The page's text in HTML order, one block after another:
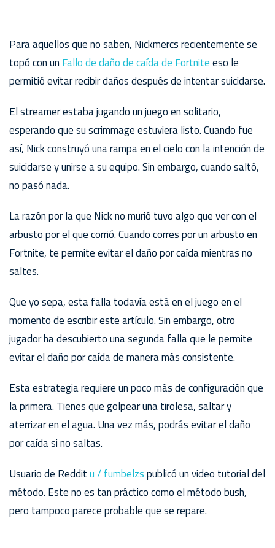
Para aquellos que no saben, Nickmercs recientemente se
topó con un Fallo de daño de caída de Fortniteeso le
permitió evitar recibir daños después de intentar suicidarse.
El streamer estaba jugando un juego en solitario,
esperando que su scrimmage estuviera listo. Cuando fue
así, Nick construyó una rampa en el cielo con la intención de
suicidarse y unirse a su equipo. Sin embargo, cuando saltó,
no pasó nada.
La razón por la que Nick no murió tuvo algo que ver con el
arbusto por el que corrió. Cuando corres por un arbusto en
Fortnite, te permite evitar el daño por caída mientras no
saltes.
Que yo sepa, esta falla todavía está en el juego en el
momento de escribir este artículo. Sin embargo, otro
jugador ha descubierto una segunda falla que le permite
evitar el daño por caída de manera más consistente.
Esta estrategia requiere un poco más de configuración que
la primera. Tienes que golpear una tirolesa, saltar y
aterrizar en el agua. Una vez más, podrás evitar el daño
por caída si no saltas.
Usuario de Redditu / fumbelzspublicó un video tutorial del
método. Este no es tan práctico como el método bush,
pero tampoco parece probable que se repare.